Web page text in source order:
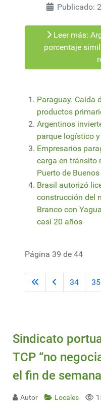
Publicado:
Leer más:
porcentaje
Paraguay. Caída
productos
Argentinos
parque logístico
Empresarios
carga en tránsito
Puerto de
Brasil autorizó
construcción del
Branco con
casi 20 años
Página 39 de 44
34 35
Sindicato
TCP “no
el fin de semana
Autor Locales